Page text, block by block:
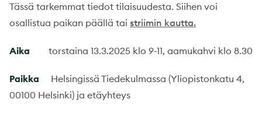
Tässä tarkemmat tiedot tilaisuudesta. Siihen voi
osallistua paikan päällä tai striimin kautta.
Aika torstaina 13.3.2025 klo 9-11, aamukahvi klo 8.30
Paikka Helsingissä Tiedekulmassa (Yliopistonkatu 4,
00100 Helsinki) ja etäyhteys